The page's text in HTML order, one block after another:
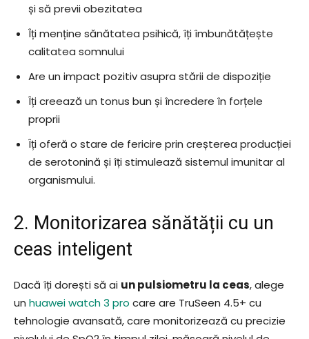
și să previi obezitatea
Îți menține sănătatea psihică, îți îmbunătățește
calitatea somnului
Are un impact pozitiv asupra stării de dispoziție
Îți creează un tonus bun și încredere în forțele
proprii
Îți oferă o stare de fericire prin creșterea producției
de serotonină și îți stimulează sistemul imunitar al
organismului.
2. Monitorizarea sănătății cu un
ceas inteligent
Dacă îți dorești să ai un pulsiometru la ceas, alege
un huawei watch 3 pro care are TruSeen 4.5+ cu
tehnologie avansată, care monitorizează cu precizie